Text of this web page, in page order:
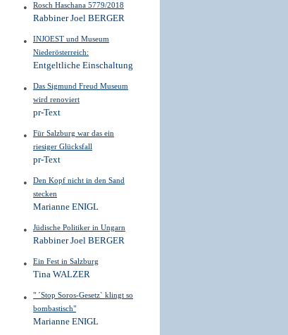
Rosch Haschana 5779/2018
Rabbiner Joel BERGER
INJOEST und Museum
Niederösterreich:
Entgeltliche Einschaltung
Das Sigmund Freud Museum
wird renoviert
pr-Text
Für Salzburg war das ein
riesiger Glücksfall
pr-Text
Den Kopf nicht in den Sand
stecken
Marianne ENIGL
Jüdische Politiker in Ungarn
Rabbiner Joel BERGER
Ein Fest in Salzburg
Tina WALZER
" ´Stop Soros-Gesetz` klingt so
bombastisch"
Marianne ENIGL